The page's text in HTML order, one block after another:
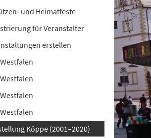
und Heimatfeste
für Veranstalter
erstellen
Köppe (2001–2020)